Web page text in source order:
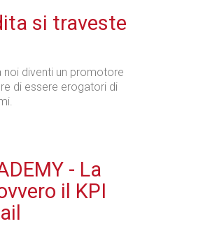
si traveste
diventi un promotore
di essere erogatori di
- La
il KPI